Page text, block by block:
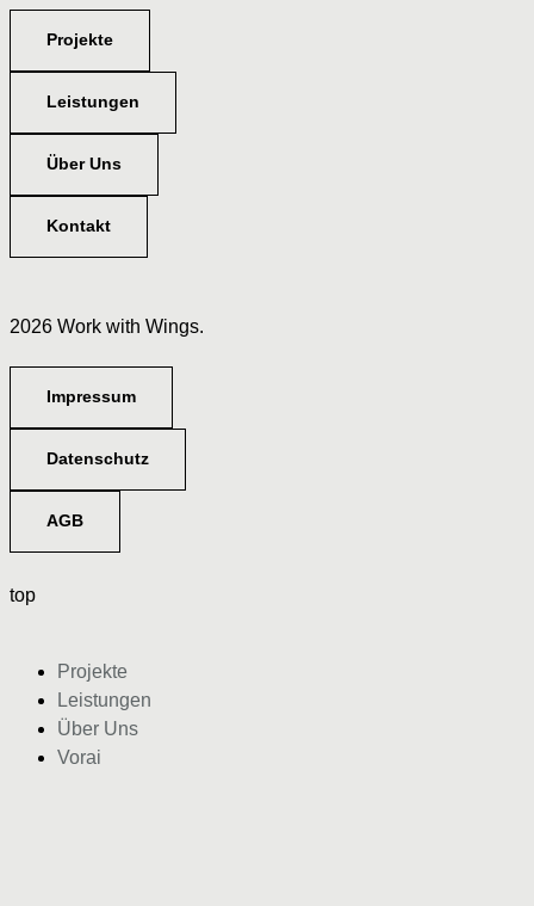
Projekte
Leistungen
Über Uns
Kontakt
2026 Work with Wings.
Impressum
Datenschutz
AGB
top
Projekte
Leistungen
Über Uns
Vorai